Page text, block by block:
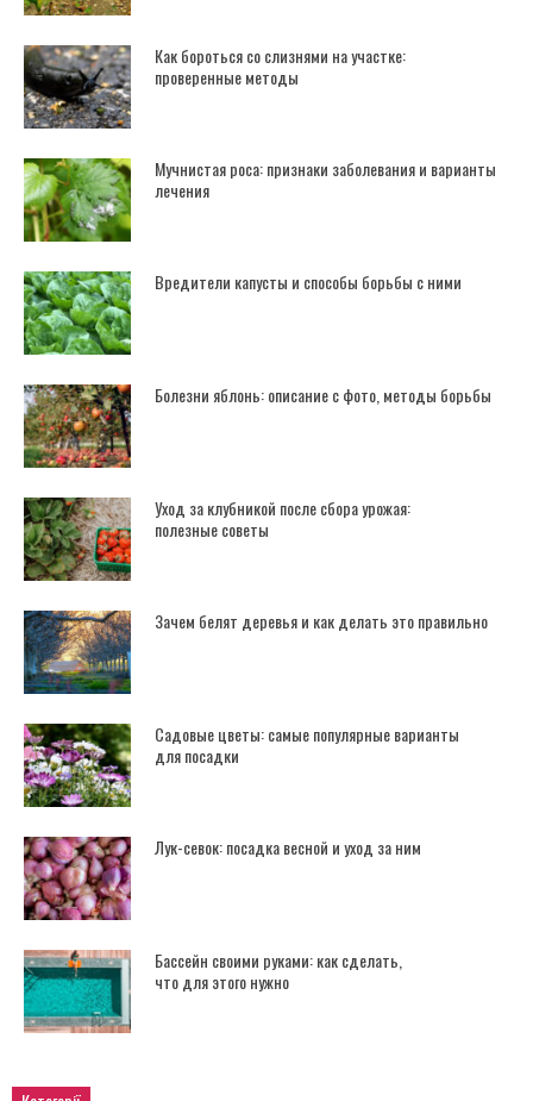
Как бороться со слизнями на участке:
проверенные методы
Мучнистая роса: признаки заболевания и варианты
лечения
Вредители капусты и способы борьбы с ними
Болезни яблонь: описание с фото, методы борьбы
Уход за клубникой после сбора урожая:
полезные советы
Зачем белят деревья и как делать это правильно
Садовые цветы: самые популярные варианты
для посадки
Лук-севок: посадка весной и уход за ним
Бассейн своими руками: как сделать,
что для этого нужно